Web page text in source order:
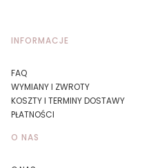
Linki w stopce
INFORMACJE
FAQ
WYMIANY I ZWROTY
KOSZTY I TERMINY DOSTAWY
PŁATNOŚCI
O NAS